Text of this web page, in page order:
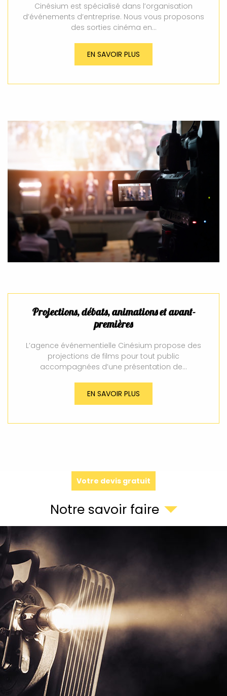
Cinésium est spécialisé dans l’organisation
d’événements d’entreprise. Nous vous proposons
des sorties cinéma en…
EN SAVOIR PLUS
Projections, débats, animations et avant-
premières
L’agence événementielle Cinésium propose des
projections de films pour tout public
accompagnées d’une présentation de…
EN SAVOIR PLUS
Votre devis gratuit
Notre savoir faire